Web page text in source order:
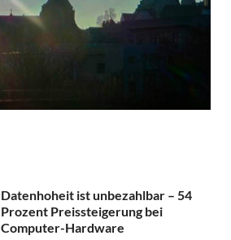
Datenhoheit ist unbezahlbar – 54
Prozent Preissteigerung bei
Computer-Hardware